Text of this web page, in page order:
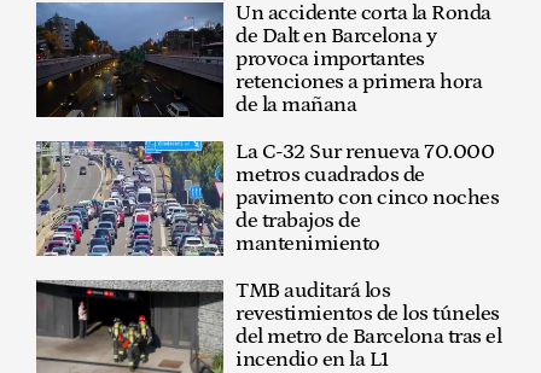
Un accidente corta la Ronda
de Dalt en Barcelona y
provoca importantes
retenciones a primera hora
de la mañana
La C-32 Sur renueva 70.000
metros cuadrados de
pavimento con cinco noches
de trabajos de
mantenimiento
TMB auditará los
revestimientos de los túneles
del metro de Barcelona tras el
incendio en la L1